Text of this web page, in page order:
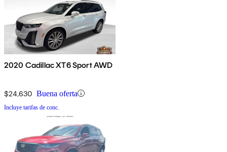
2020 Cadillac XT6 Sport AWD
$24,630 Buena oferta
Incluye tarifas de conc.